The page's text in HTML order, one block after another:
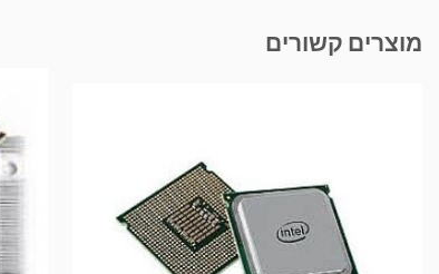
מוצרים קשורים